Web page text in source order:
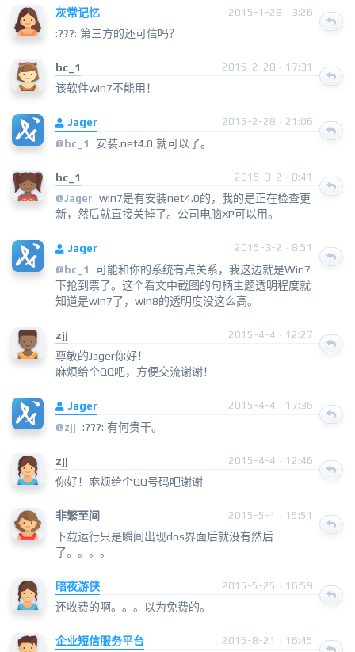
灰常记忆 2015-1-28 · 3:26
:???: 第三方的还可信吗？
bc_1 2015-2-28 · 17:31
该软件win7不能用！
Jager
2015-2-28 · 21:06
@bc_1
安装.net4.0 就可以了。
bc_1
2015-3-2 · 8:41
@Jager win7是有安装net4.0的，我的是正在检查更
新，然后就直接关掉了。公司电脑XP可以用。
Jager
2015-3-2 · 8:51
@bc_1
可能和你的系统有点关系，我这边就是Win7
下抢到票了。这个看文中截图的句柄主题透明程度就
知道是win7了，win8的透明度没这么高。
zjj 2015-4-4 · 12:27
尊敬的Jager你好！
麻烦给个QQ吧，方便交流谢谢！
Jager
2015-4-4 · 17:36
@zjj :???: 有何贵干。
zjj 2015-4-4 · 12:46
你好！麻烦给个QQ号码吧谢谢
非繁至间 2015-5-1 · 15:51
下载运行只是瞬间出现dos界面后就没有然后
了。。。。
暗夜游侠 2015-5-25 · 16:59
还收费的啊。。。以为免费的。
企业短信服务平台 2015-8-21 · 16:45